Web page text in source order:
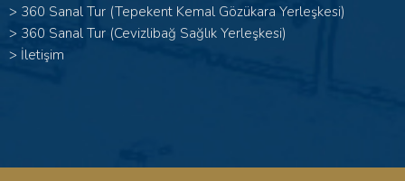
> 360 Sanal Tur (Tepekent Kemal Gözükara Yerleşkesi)
> 360 Sanal Tur (Cevizlibağ Sağlık Yerleşkesi)
> İletişim